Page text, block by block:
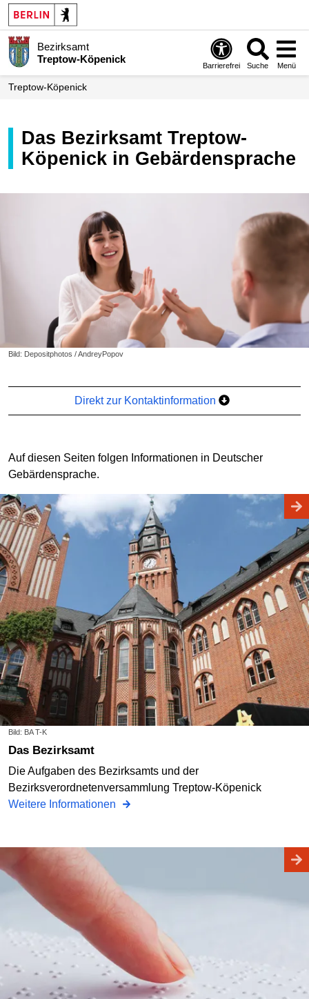
Bezirksamt
Treptow-Köpenick
Barrierefrei Suche Menü
Treptow-Köpenick
Das Bezirksamt Treptow-
Köpenick in Gebärdensprache
Bild: Depositphotos / AndreyPopov
Direkt zur Kontaktinformation
Auf diesen Seiten folgen Informationen in Deutscher
Gebärdensprache.
Bild: BA T-K
Das Bezirksamt
Die Aufgaben des Bezirksamts und der
Bezirksverordnetenversammlung Treptow-Köpenick
Weitere Informationen